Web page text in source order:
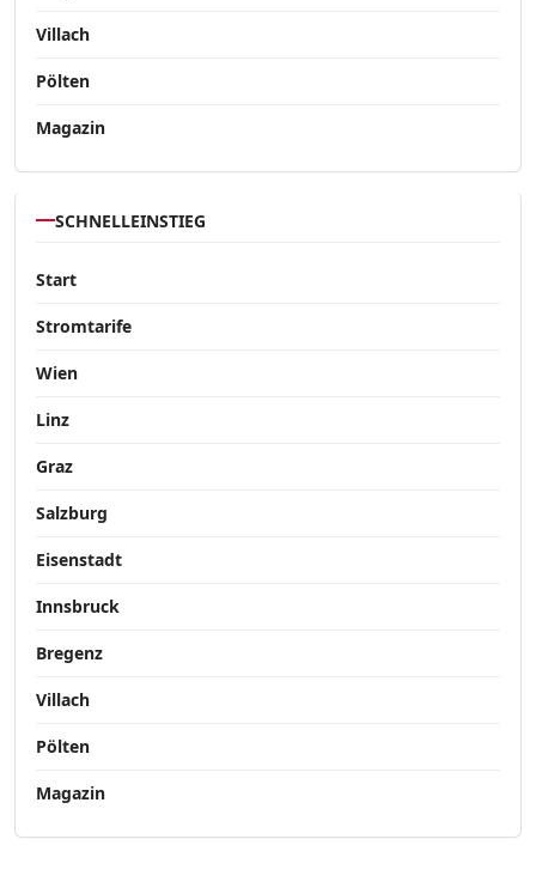
Villach
Pölten
Magazin
SCHNELLEINSTIEG
Start
Stromtarife
Wien
Linz
Graz
Salzburg
Eisenstadt
Innsbruck
Bregenz
Villach
Pölten
Magazin